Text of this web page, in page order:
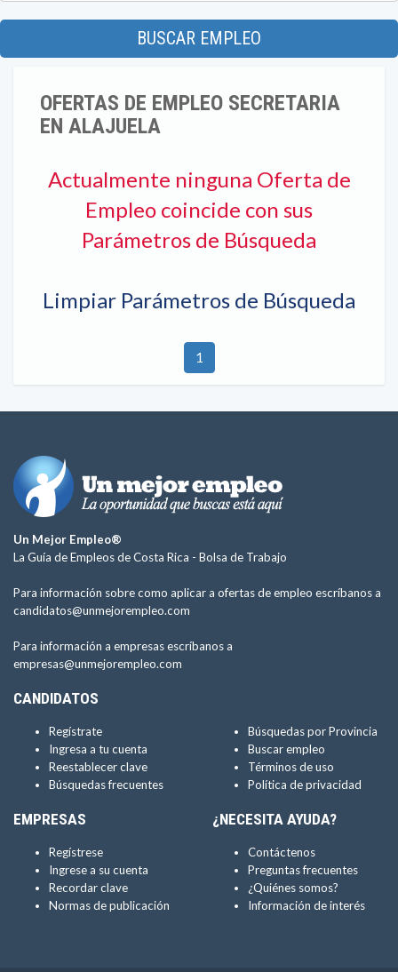
BUSCAR EMPLEO
OFERTAS DE EMPLEO SECRETARIA
EN ALAJUELA
Actualmente ninguna Oferta de
Empleo coincide con sus
Parámetros de Búsqueda
Limpiar Parámetros de Búsqueda
1
Un Mejor Empleo®
La Guía de Empleos de Costa Rica - Bolsa de Trabajo
Para información sobre como aplicar a ofertas de empleo escríbanos a
candidatos@unmejorempleo.com
Para información a empresas escríbanos a
empresas@unmejorempleo.com
CANDIDATOS
Regístrate
Ingresa a tu cuenta
Reestablecer clave
Búsquedas frecuentes
Búsquedas por Provincia
Buscar empleo
Términos de uso
Política de privacidad
EMPRESAS
Regístrese
Ingrese a su cuenta
Recordar clave
Normas de publicación
¿NECESITA AYUDA?
Contáctenos
Preguntas frecuentes
¿Quiénes somos?
Información de interés